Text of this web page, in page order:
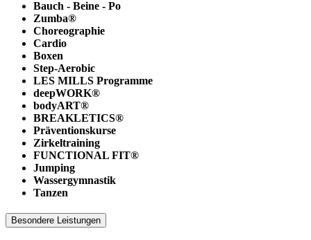
Bauch - Beine - Po
Zumba®
Choreographie
Cardio
Boxen
Step-Aerobic
LES MILLS Programme
deepWORK®
bodyART®
BREAKLETICS®
Präventionskurse
Zirkeltraining
FUNCTIONAL FIT®
Jumping
Wassergymnastik
Tanzen
Besondere Leistungen